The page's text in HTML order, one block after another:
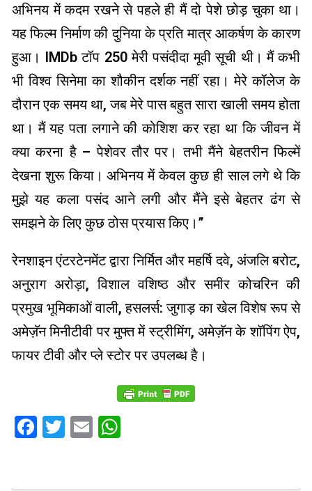
अभिनय में कदम रखने से पहले ही मैं दो पेशे छोड़ चुका था।
यह फिल्म निर्माण की दुनिया के प्रति मात्र आकर्षण के कारण
हुआ। IMDb टॉप 250 मेरी पसंदीदा मूवी सूची थी। मैं कभी
भी विश्व सिनेमा का शौकीन दर्शक नहीं रहा। मेरे कॉलेज के
दौरान एक समय था, जब मेरे पास बहुत सारा खाली समय होता
था। मैं यह पता लगाने की कोशिश कर रहा था कि जीवन में
क्या करना है – पेशेवर तौर पर। तभी मैंने बेहतरीन फिल्में
देखना शुरू किया। अभिनय में केवल कुछ ही साल लगे थे कि
मुझे यह कला पसंद आने लगी और मैंने इसे बेहतर ढंग से
समझने के लिए कुछ ठोस प्रयास किए।”
रेनशाइन एंटरटेनमेंट द्वारा निर्मित और महर्षि दवे, अंजलि बरोट,
अनुराग अरोड़ा, विशाल वशिष्ठ और समीर कोचरिन की
प्रमुख भूमिकाओं वाली, हसलर्स: जुगाड़ का खेल विशेष रूप से
अमेज़ॅन मिनीटीवी पर मुफ्त में स्ट्रीमिंग, अमेज़ॅन के शॉपिंग ऐप,
फायर टीवी और प्ले स्टोर पर उपलब्ध है।
Facebook
Twitter
Email